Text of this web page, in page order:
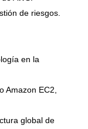
de riesgos.
en la
Amazon EC2,
global de